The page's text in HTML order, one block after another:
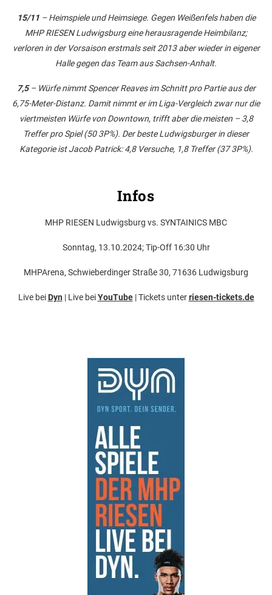
15/11– Heimspiele und Heimsiege. Gegen Weißenfels haben die
MHP RIESEN Ludwigsburg eine herausragende Heimbilanz;
verloren in der Vorsaison erstmals seit 2013 aber wieder in eigener
Halle gegen das Team aus Sachsen-Anhalt.
7,5– Würfe nimmt Spencer Reaves im Schnitt pro Partie aus der
6,75-Meter-Distanz. Damit nimmt er im Liga-Vergleich zwar nur die
viertmeisten Würfe von Downtown, trifft aber die meisten – 3,8
Treffer pro Spiel (50 3P%). Der beste Ludwigsburger in dieser
Kategorie ist Jacob Patrick: 4,8 Versuche, 1,8 Treffer (37 3P%).
Infos
MHP RIESEN Ludwigsburg vs. SYNTAINICS MBC
Sonntag, 13.10.2024; Tip-Off 16:30 Uhr
MHPArena, Schwieberdinger Straße 30, 71636 Ludwigsburg
Live bei Dyn | Live beiYouTube| Tickets unterriesen-tickets.de